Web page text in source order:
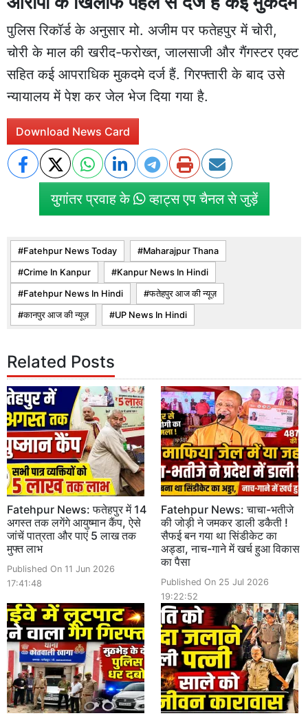
पुलिस रिकॉर्ड के अनुसार मो. अजीम पर फतेहपुर में चोरी,
चोरी के माल की खरीद-फरोख्त, जालसाजी और गैंगस्टर एक्ट
सहित कई आपराधिक मुकदमे दर्ज हैं. गिरफ्तारी के बाद उसे
न्यायालय में पेश कर जेल भेज दिया गया है.
Download News Card
युगांतर प्रवाह के व्हाट्स एप चैनल से जुड़ें
Fatehpur News Today Maharajpur Thana
Crime In Kanpur Kanpur News In Hindi
Fatehpur News In Hindi फतेहपुर आज की न्यूज़
कानपुर आज की न्यूज़ UP News In Hindi
Related Posts
Fatehpur News: फतेहपुर में 14
अगस्त तक लगेंगे आयुष्मान कैंप, ऐसे
जांचें पात्रता और पाएं 5 लाख तक
मुफ्त लाभ
Published On 11 Jun 2026
17:41:48
Fatehpur News: चाचा-भतीजे
की जोड़ी ने जमकर डाली डकैती !
सैफई बन गया था सिंडीकेट का
अड्डा, नाच-गाने में खर्च हुआ विकास
का पैसा
Published On 25 Jul 2026
19:22:52